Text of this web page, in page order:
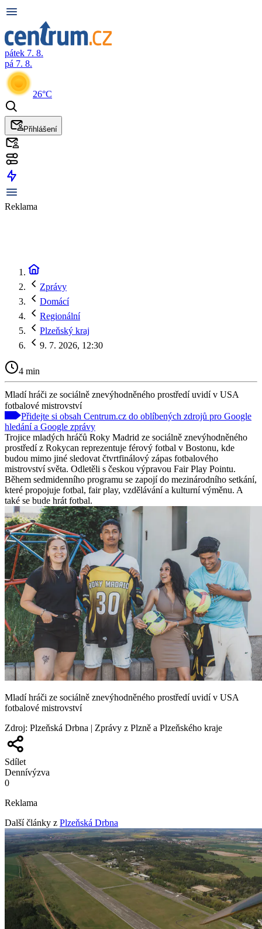
pátek 7. 8.
pá 7. 8.
26°C
Přihlášení
Reklama
Zprávy
Domácí
Regionální
Plzeňský kraj
9. 7. 2026, 12:30
4 min
Mladí hráči ze sociálně znevýhodněného prostředí uvidí v USA
fotbalové mistrovství
Přidejte si obsah Centrum.cz do oblíbených zdrojů pro Google
hledání a Google zprávy
Trojice mladých hráčů Roky Madrid ze sociálně znevýhodněného
prostředí z Rokycan reprezentuje férový fotbal v Bostonu, kde
budou mimo jiné sledovat čtvrtfinálový zápas fotbalového
mistrovství světa. Odletěli s českou výpravou Fair Play Pointu.
Během sedmidenního programu se zapojí do mezinárodního setkání,
které propojuje fotbal, fair play, vzdělávání a kulturní výměnu. A
také se bude hrát fotbal.
Mladí hráči ze sociálně znevýhodněného prostředí uvidí v USA
fotbalové mistrovství
Zdroj: Plzeňská Drbna | Zprávy z Plzně a Plzeňského kraje
Sdílet
Dennívýzva
0
Reklama
Další články z Plzeňská Drbna